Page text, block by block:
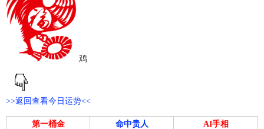
鸡
>>返回查看今日运势<<
第一桶金 命中贵人
AI手相